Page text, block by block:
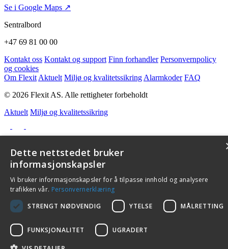
Se i Google Maps ↗
Sentralbord
+47 69 81 00 00
Kontakt oss Kontakt og support Finn forhandler Personvernpolicy
og cookies
Om Flexit Aktuelt Miljø og kvalitetssikring Alarmkoder FAQ
© 2026 Flexit AS. Alle rettigheter forbeholdt
Aktuelt Miljø og kvalitetssikring
Dette nettstedet bruker
informasjonskapsler
Vi bruker informasjonskapsler for å tilpasse innhold og analysere
trafikken vår. Personvernerklæring
STRENGT NØDVENDIG
YTELSE MÅLRETTING
FUNKSJONALITET UGRADERT